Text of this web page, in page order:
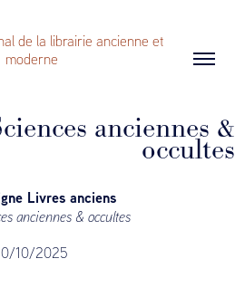
anciennes &
occultes
Livres anciens
anciennes & occultes
10/2025